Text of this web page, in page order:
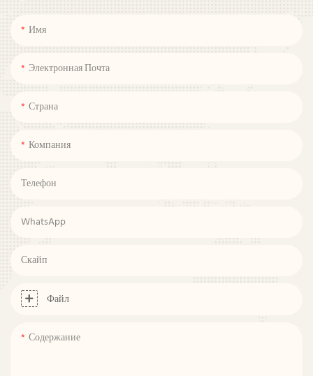
Имя
Электронная Почта
Страна
Компания
Телефон
WhatsApp
Скайп
Файл
Содержание